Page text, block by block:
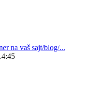
na vaš sajt/blog/...